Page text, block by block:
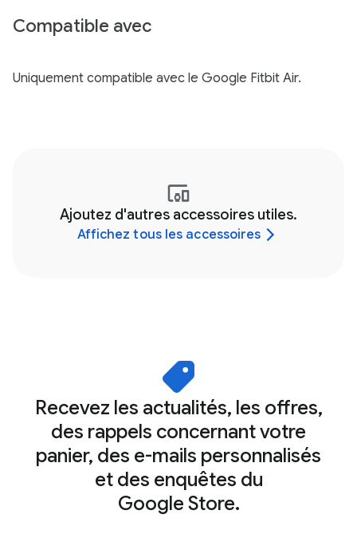
Compatible avec
Uniquement compatible avec le Google Fitbit Air.
Ajoutez d'autres accessoires utiles.
Affichez tous les accessoires
Recevez les actualités, les offres,
des rappels concernant votre
panier, des e-mails personnalisés
et des enquêtes du
Google Store.